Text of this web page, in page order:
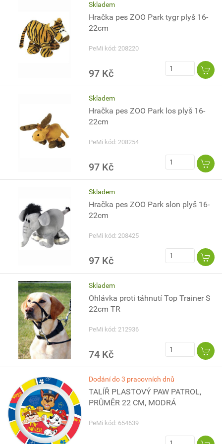
Skladem
Hračka pes ZOO Park tygr plyš 16-
22cm
PeMi kód: 208220
97 Kč
Skladem
Hračka pes ZOO Park los plyš 16-
22cm
PeMi kód: 208254
97 Kč
Skladem
Hračka pes ZOO Park slon plyš 16-
22cm
PeMi kód: 208425
97 Kč
Skladem
Ohlávka proti táhnutí Top Trainer S
22cm TR
PeMi kód: 212936
74 Kč
Dodání do 3 pracovních dnů
TALÍŘ PLASTOVÝ PAW PATROL,
PRŮMĚR 22 CM, MODRÁ
PeMi kód: 654639